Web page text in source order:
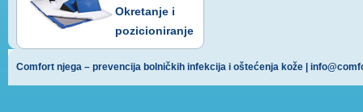
Okretanje i
pozicioniranje
Comfort njega – prevencija bolničkih infekcija i oštećenja kože |